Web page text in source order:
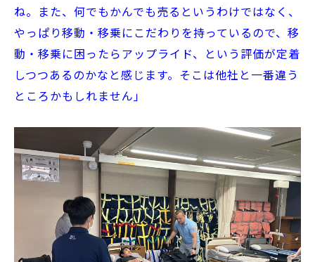
ね。また、何でもかんでも売るというわけではなく、
やっぱり移動・移乗にこだわりを持っているので、移
動・移乗に困ったらアップライド、という評価が定着
しつつあるのかなと感じます。そこは他社と一番違う
ところかもしれません」